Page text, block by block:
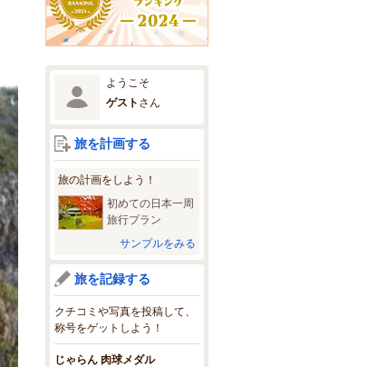
ようこそ
ゲスト さん
旅を計画する
旅の計画をしよう！
初めての日本一周
旅行プラン
サンプルをみる
旅を記録する
クチコミや写真を投稿して、
称号をゲットしよう！
じゃらん 肉球メダル